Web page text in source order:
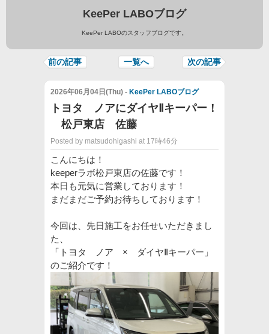
KeePer LABOブログ
KeePer LABOのスタッフブログです。
前の記事 一覧へ 次の記事
2026年06月04日(Thu) - KeePer LABOブログ
トヨタ ノアにダイヤⅡキーパー！
松戸東店 佐藤
Posted by matsudohigashi at 17時46分
こんにちは！
keeperラボ松戸東店の佐藤です！
本日も元気に営業しております！
まだまだご予約お待ちしております！
今回は、先日施工をお任せいただきまし
た、
「トヨタ ノア × ダイヤⅡキーパー」
のご紹介です！